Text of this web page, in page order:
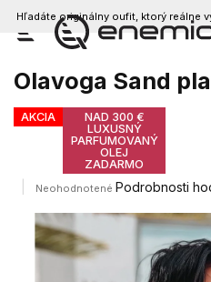
Prejsť
obsah
Hľadáte originálny oufit, ktorý reálne
Olavoga Sand
AKCIA
NAD 300 €
LUXUSNÝ
PARFUMOVANÝ
OLEJ
ZADARMO
Priemerné
produktu
je
0,0
Neohodnotené Podrobnosti